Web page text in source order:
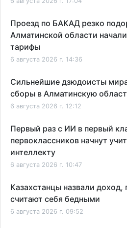
Проезд по БАКАД резко
Алматинской области
тарифы
6 августа 2026 г. 14:36
Сильнейшие дзюдоисты
сборы в Алматинскую
6 августа 2026 г. 12:12
Первый раз с ИИ в первый
первоклассников начнут
интеллекту
6 августа 2026 г. 10:47
Казахстанцы назвали доход,
считают себя бедными
6 августа 2026 г. 09:52